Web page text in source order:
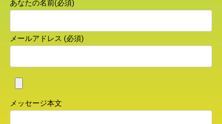
あなたの名前(必須)
メールアドレス (必須)
メッセージ本文